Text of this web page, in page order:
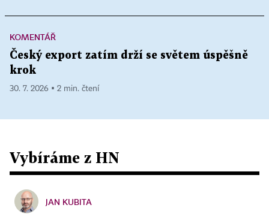
KOMENTÁŘ
Český export zatím drží se světem úspěšně
krok
30. 7. 2026 ▪ 2 min. čtení
Vybíráme z HN
JAN KUBITA